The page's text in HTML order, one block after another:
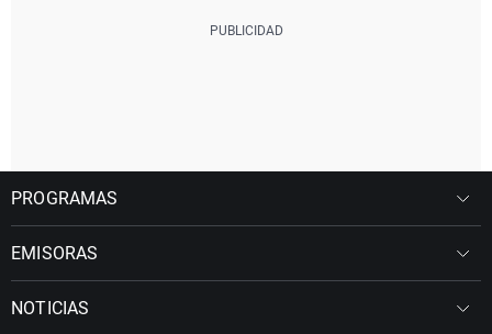
PROGRAMAS
EMISORAS
NOTICIAS